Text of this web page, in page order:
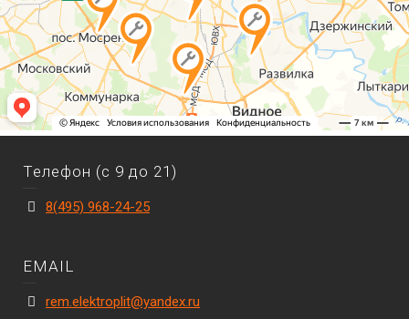
Телефон (с 9 до 21)
8(495) 968-24-25
EMAIL
rem.elektroplit@yandex.ru